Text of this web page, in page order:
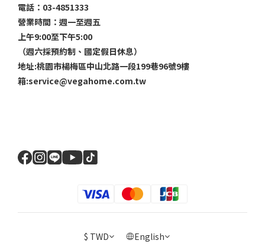
電話：03-4851333
營業時間：週一至週五
上午9:00至下午5:00
（週六採預約制、國定假日休息）
地址:桃園市楊梅區中山北路一段199巷96號9樓
箱:service@vegahome.com.tw
$ TWD English